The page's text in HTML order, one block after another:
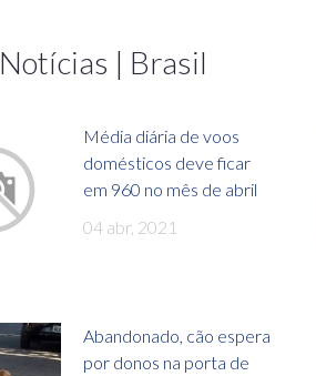
| Brasil
Média diária de voos
domésticos deve ficar
em 960 no mês de abril
04 abr, 2021
Abandonado, cão espera
por donos na porta de